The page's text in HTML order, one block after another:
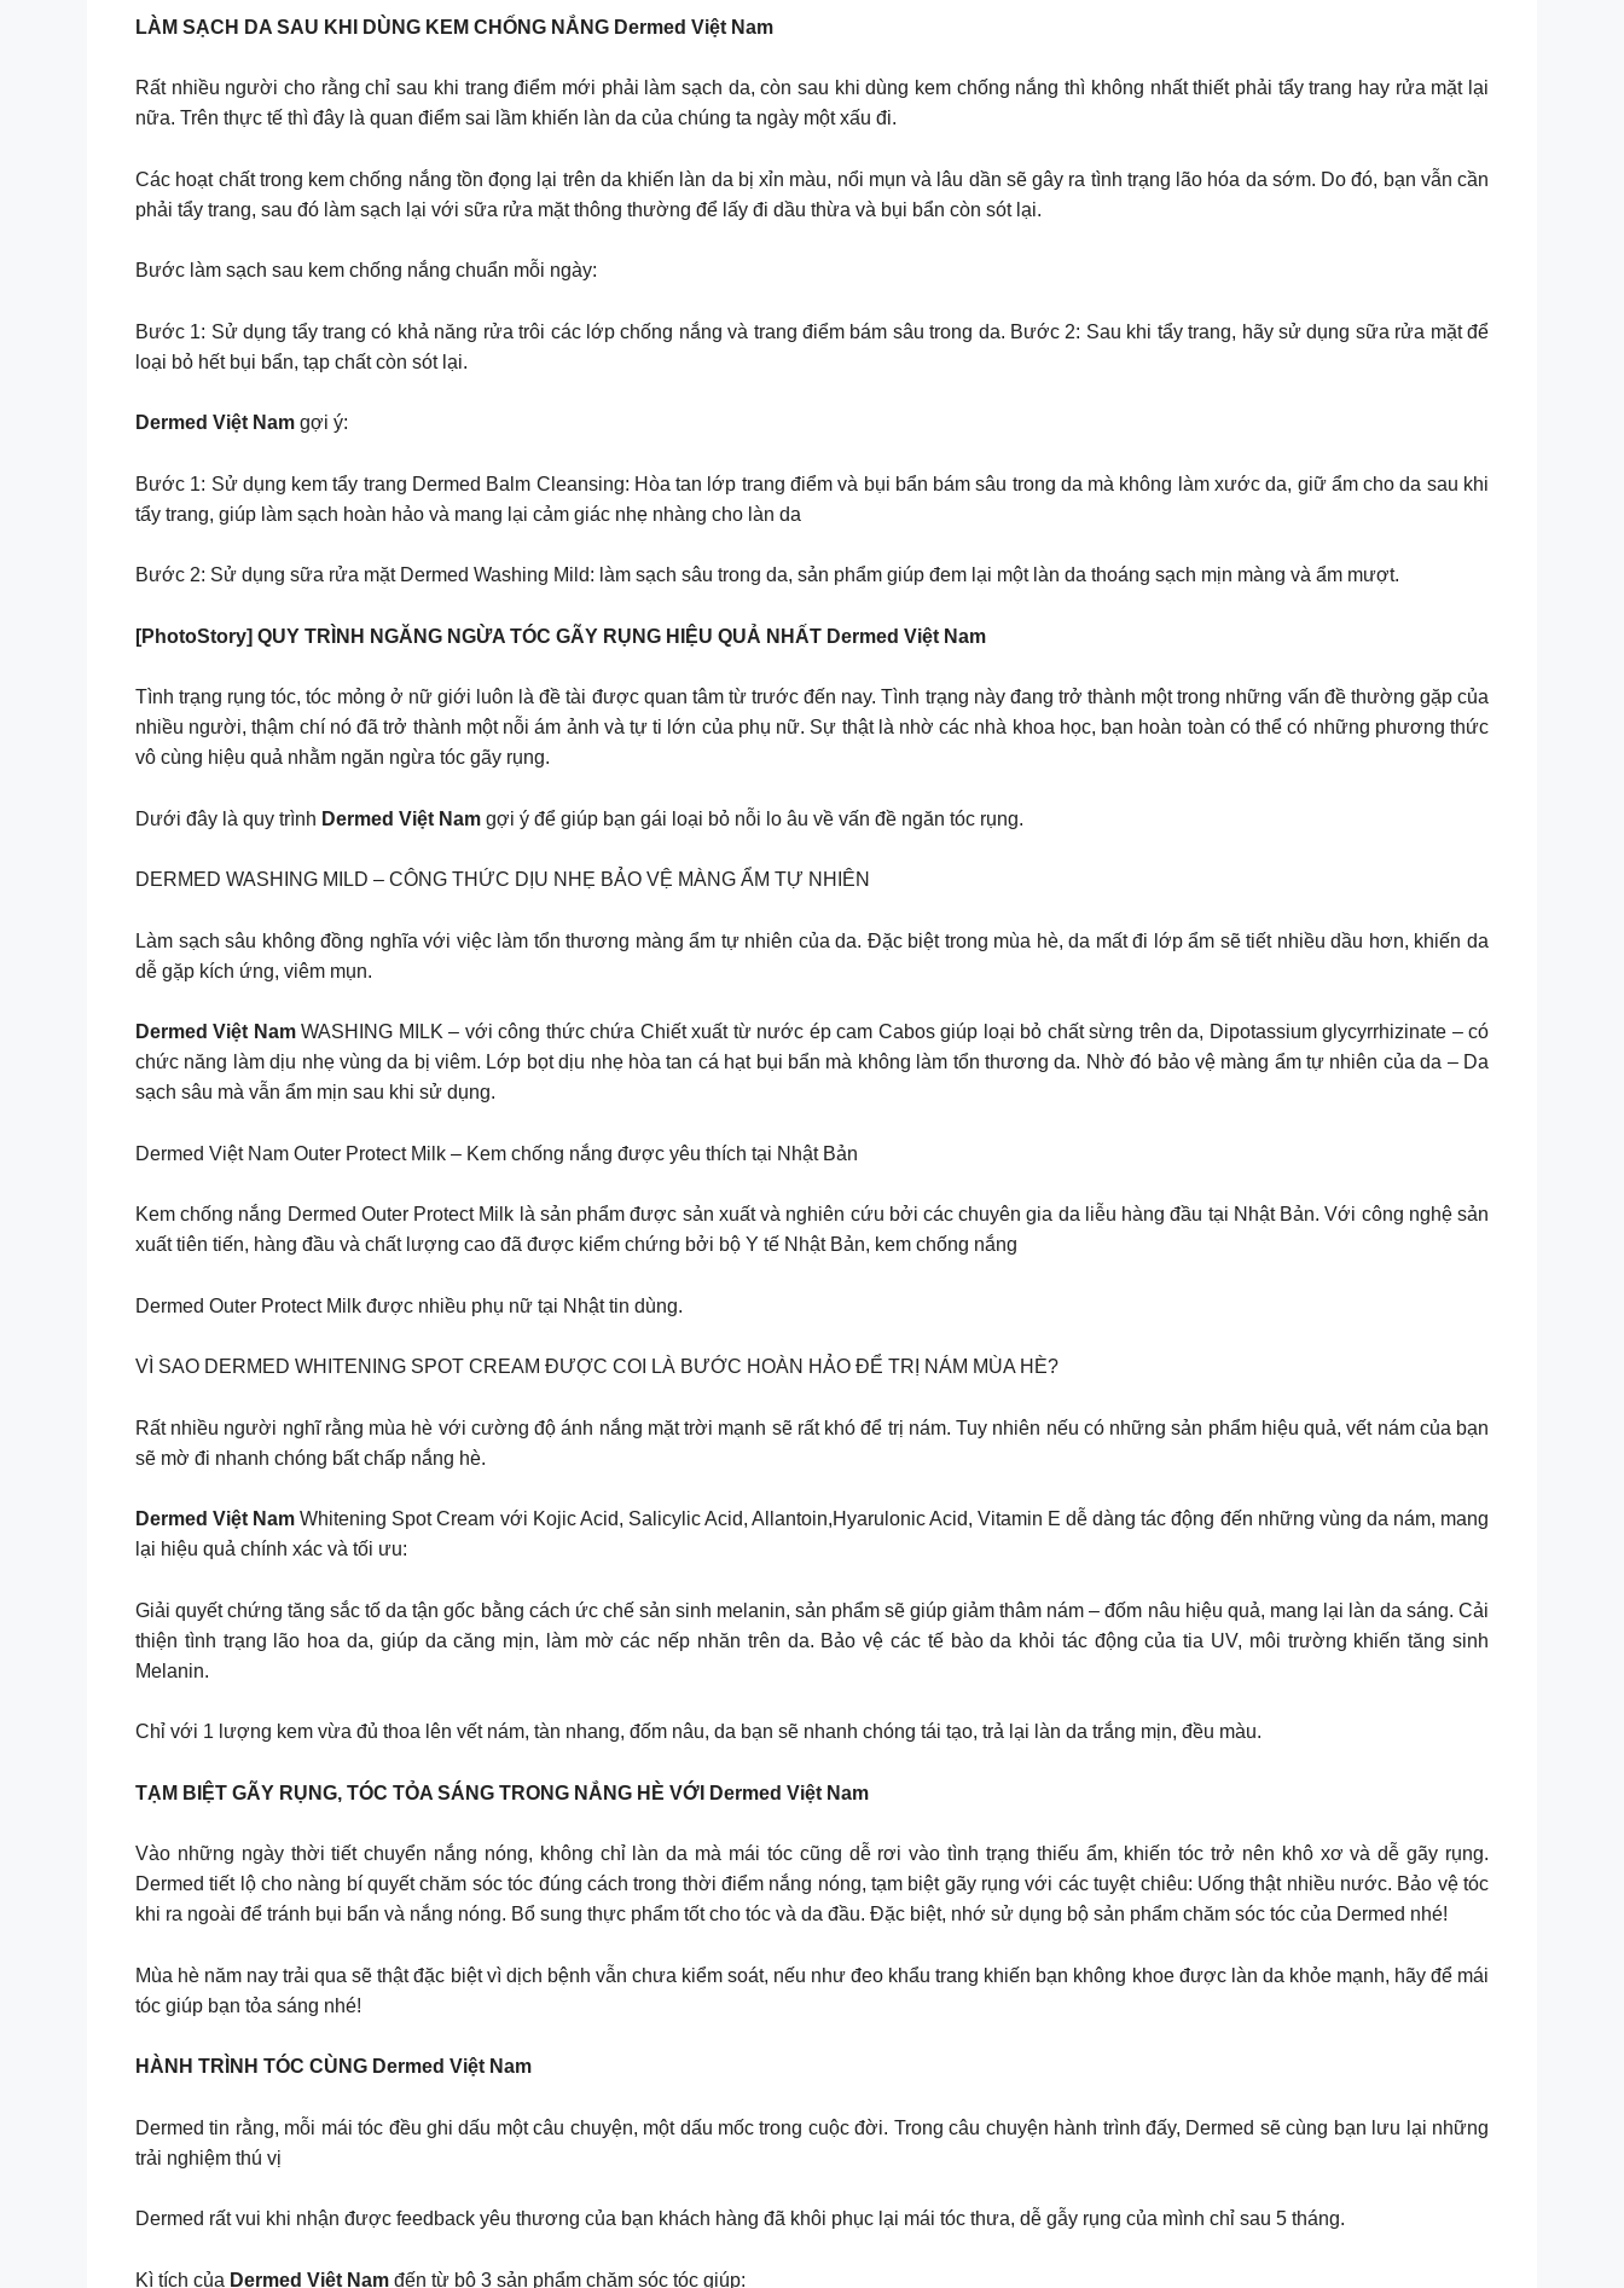
LÀM SẠCH DA SAU KHI DÙNG KEM CHỐNG NẮNG Dermed Việt Nam
Rất nhiều người cho rằng chỉ sau khi trang điểm mới phải làm sạch da, còn sau khi dùng kem chống nắng thì không nhất thiết phải tẩy trang hay rửa mặt lại
nữa. Trên thực tế thì đây là quan điểm sai lầm khiến làn da của chúng ta ngày một xấu đi.
Các hoạt chất trong kem chống nắng tồn đọng lại trên da khiến làn da bị xỉn màu, nổi mụn và lâu dần sẽ gây ra tình trạng lão hóa da sớm. Do đó, bạn vẫn cần
phải tẩy trang, sau đó làm sạch lại với sữa rửa mặt thông thường để lấy đi dầu thừa và bụi bẩn còn sót lại.
Bước làm sạch sau kem chống nắng chuẩn mỗi ngày:
Bước 1: Sử dụng tẩy trang có khả năng rửa trôi các lớp chống nắng và trang điểm bám sâu trong da. Bước 2: Sau khi tẩy trang, hãy sử dụng sữa rửa mặt để
loại bỏ hết bụi bẩn, tạp chất còn sót lại.
Dermed Việt Nam gợi ý:
Bước 1: Sử dụng kem tẩy trang Dermed Balm Cleansing: Hòa tan lớp trang điểm và bụi bẩn bám sâu trong da mà không làm xước da, giữ ẩm cho da sau khi
tẩy trang, giúp làm sạch hoàn hảo và mang lại cảm giác nhẹ nhàng cho làn da
Bước 2: Sử dụng sữa rửa mặt Dermed Washing Mild: làm sạch sâu trong da, sản phẩm giúp đem lại một làn da thoáng sạch mịn màng và ẩm mượt.
[PhotoStory] QUY TRÌNH NGĂNG NGỪA TÓC GÃY RỤNG HIỆU QUẢ NHẤT Dermed Việt Nam
Tình trạng rụng tóc, tóc mỏng ở nữ giới luôn là đề tài được quan tâm từ trước đến nay. Tình trạng này đang trở thành một trong những vấn đề thường gặp của
nhiều người, thậm chí nó đã trở thành một nỗi ám ảnh và tự ti lớn của phụ nữ. Sự thật là nhờ các nhà khoa học, bạn hoàn toàn có thể có những phương thức
vô cùng hiệu quả nhằm ngăn ngừa tóc gãy rụng.
Dưới đây là quy trình Dermed Việt Nam gợi ý để giúp bạn gái loại bỏ nỗi lo âu về vấn đề ngăn tóc rụng.
DERMED WASHING MILD – CÔNG THỨC DỊU NHẸ BẢO VỆ MÀNG ẨM TỰ NHIÊN
Làm sạch sâu không đồng nghĩa với việc làm tổn thương màng ẩm tự nhiên của da. Đặc biệt trong mùa hè, da mất đi lớp ẩm sẽ tiết nhiều dầu hơn, khiến da
dễ gặp kích ứng, viêm mụn.
Dermed Việt NamWASHING MILK – với công thức chứa Chiết xuất từ nước ép cam Cabos giúp loại bỏ chất sừng trên da, Dipotassium glycyrrhizinate – có
chức năng làm dịu nhẹ vùng da bị viêm. Lớp bọt dịu nhẹ hòa tan cá hạt bụi bẩn mà không làm tổn thương da. Nhờ đó bảo vệ màng ẩm tự nhiên của da – Da
sạch sâu mà vẫn ẩm mịn sau khi sử dụng.
Dermed Việt Nam Outer Protect Milk – Kem chống nắng được yêu thích tại Nhật Bản
Kem chống nắng Dermed Outer Protect Milk là sản phẩm được sản xuất và nghiên cứu bởi các chuyên gia da liễu hàng đầu tại Nhật Bản. Với công nghệ sản
xuất tiên tiến, hàng đầu và chất lượng cao đã được kiểm chứng bởi bộ Y tế Nhật Bản, kem chống nắng
Dermed Outer Protect Milk được nhiều phụ nữ tại Nhật tin dùng.
VÌ SAO DERMED WHITENING SPOT CREAM ĐƯỢC COI LÀ BƯỚC HOÀN HẢO ĐỂ TRỊ NÁM MÙA HÈ?
Rất nhiều người nghĩ rằng mùa hè với cường độ ánh nắng mặt trời mạnh sẽ rất khó để trị nám. Tuy nhiên nếu có những sản phẩm hiệu quả, vết nám của bạn
sẽ mờ đi nhanh chóng bất chấp nắng hè.
Dermed Việt NamWhitening Spot Cream với Kojic Acid, Salicylic Acid, Allantoin,Hyarulonic Acid, Vitamin E dễ dàng tác động đến những vùng da nám, mang
lại hiệu quả chính xác và tối ưu:
Giải quyết chứng tăng sắc tố da tận gốc bằng cách ức chế sản sinh melanin, sản phẩm sẽ giúp giảm thâm nám – đốm nâu hiệu quả, mang lại làn da sáng. Cải
thiện tình trạng lão hoa da, giúp da căng mịn, làm mờ các nếp nhăn trên da. Bảo vệ các tế bào da khỏi tác động của tia UV, môi trường khiến tăng sinh
Melanin.
Chỉ với 1 lượng kem vừa đủ thoa lên vết nám, tàn nhang, đốm nâu, da bạn sẽ nhanh chóng tái tạo, trả lại làn da trắng mịn, đều màu.
TẠM BIỆT GÃY RỤNG, TÓC TỎA SÁNG TRONG NẮNG HÈ VỚI Dermed Việt Nam
Vào những ngày thời tiết chuyển nắng nóng, không chỉ làn da mà mái tóc cũng dễ rơi vào tình trạng thiếu ẩm, khiến tóc trở nên khô xơ và dễ gãy rụng.
Dermed tiết lộ cho nàng bí quyết chăm sóc tóc đúng cách trong thời điểm nắng nóng, tạm biệt gãy rụng với các tuyệt chiêu: Uống thật nhiều nước. Bảo vệ tóc
khi ra ngoài để tránh bụi bẩn và nắng nóng. Bổ sung thực phẩm tốt cho tóc và da đầu. Đặc biệt, nhớ sử dụng bộ sản phẩm chăm sóc tóc của Dermed nhé!
Mùa hè năm nay trải qua sẽ thật đặc biệt vì dịch bệnh vẫn chưa kiểm soát, nếu như đeo khẩu trang khiến bạn không khoe được làn da khỏe mạnh, hãy để mái
tóc giúp bạn tỏa sáng nhé!
HÀNH TRÌNH TÓC CÙNG Dermed Việt Nam
Dermed tin rằng, mỗi mái tóc đều ghi dấu một câu chuyện, một dấu mốc trong cuộc đời. Trong câu chuyện hành trình đấy, Dermed sẽ cùng bạn lưu lại những
trải nghiệm thú vị
Dermed rất vui khi nhận được feedback yêu thương của bạn khách hàng đã khôi phục lại mái tóc thưa, dễ gẫy rụng của mình chỉ sau 5 tháng.
Kì tích của Dermed Việt Nam đến từ bộ 3 sản phẩm chăm sóc tóc giúp: